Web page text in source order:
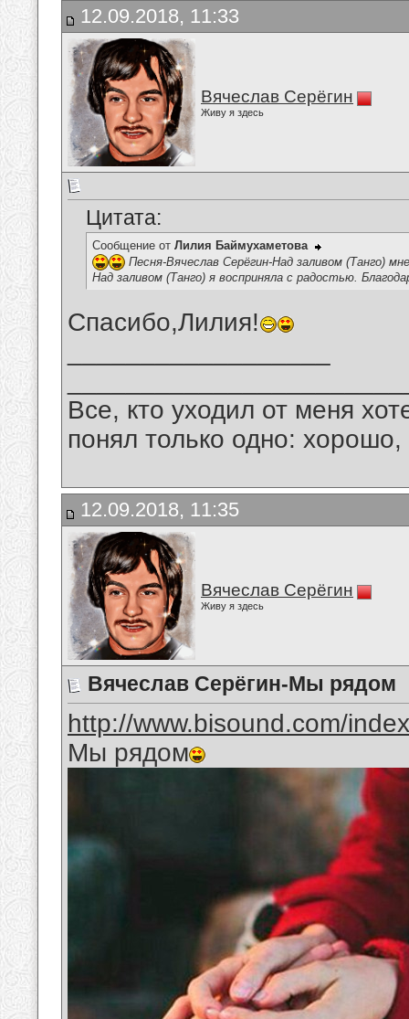
12.09.2018, 11:33
Вячеслав Серёгин
Живу я здесь
Цитата:
Сообщение от Лилия Баймухаметова
Песня-Вячеслав Серёгин-Над заливом (Танго)
Над заливом (Танго) я восприняла с радостью.
Спасибо,Лилия!
Все, кто уходил от меня
понял только одно:
12.09.2018, 11:35
Вячеслав Серёгин
Живу я здесь
Вячеслав Серёгин-Мы рядом
http://www.bisound.com/
Мы рядом